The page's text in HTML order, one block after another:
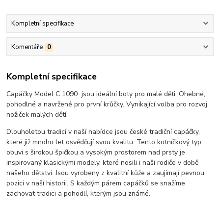
Kompletní specifikace
Komentáře 0
Kompletní specifikace
Capáčky Model C 1090 jsou ideální boty pro malé děti. Ohebné,
pohodlné a navržené pro první krůčky. Vynikající volba pro rozvoj
nožiček malých dětí.
Dlouholetou tradicí v naší nabídce jsou české tradiční capáčky,
které již mnoho let osvědčují svou kvalitu. Tento kotníčkový typ
obuvi s širokou špičkou a vysokým prostorem nad prsty je
inspirovaný klasickými modely, které nosili i naši rodiče v době
našeho dětství. Jsou vyrobeny z kvalitní kůže a zaujímají pevnou
pozici v naší historii. S každým párem capáčků se snažíme
zachovat tradici a pohodlí, kterým jsou známé.